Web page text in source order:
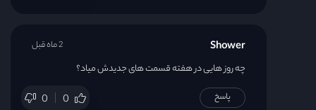
Shower
چه روز هایی در هفته قسمت های جدیدش میاد؟
0 0
2 ماه قبل
پاسخ